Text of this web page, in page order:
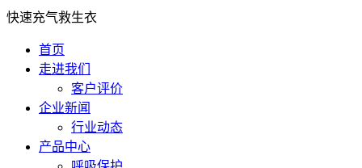
快速充气救生衣
首页
走进我们
客户评价
企业新闻
行业动态
产品中心